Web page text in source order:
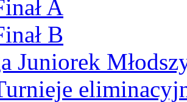
A
B
Juniorek